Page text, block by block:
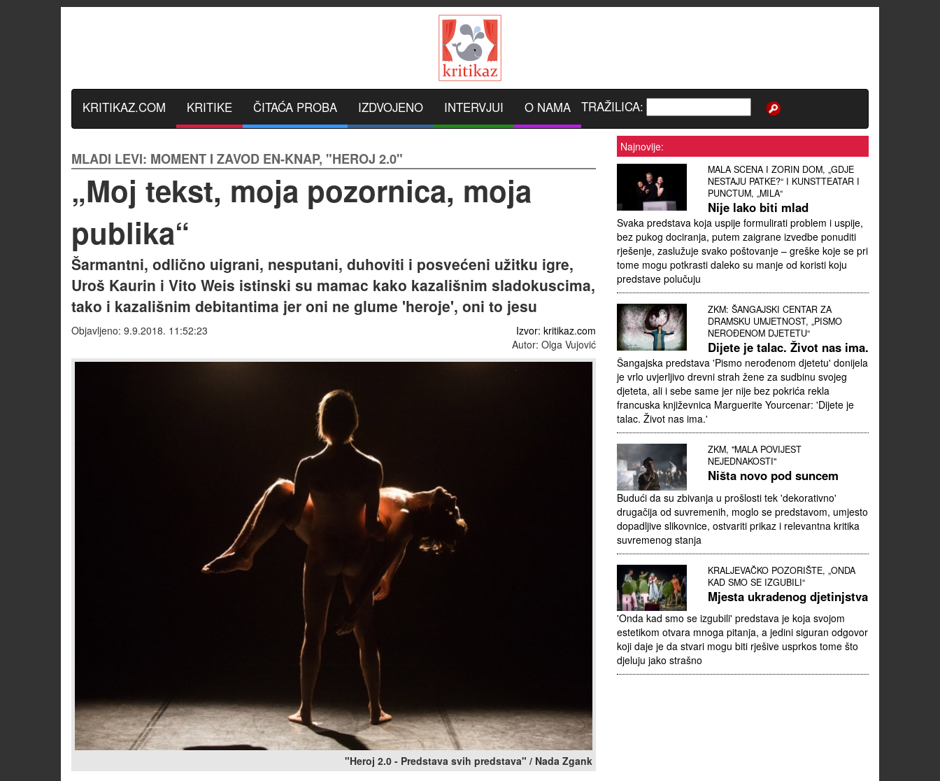
KRITIKAZ.COM KRITIKE ČITAĆA PROBA IZDVOJENO INTERVJUI O NAMA TRAŽILICA:
MLADI LEVI: MOMENT I ZAVOD EN-KNAP, "HEROJ 2.0"
„Moj tekst, moja pozornica, moja
publika“
Šarmantni, odlično uigrani, nesputani, duhoviti i posvećeni užitku igre,
Uroš Kaurin i Vito Weis istinski su mamac kako kazališnim sladokuscima,
tako i kazališnim debitantima jer oni ne glume 'heroje', oni to jesu
Objavljeno: 9.9.2018. 11:52:23
Izvor: kritikaz.com
Autor: Olga Vujović
"Heroj 2.0 - Predstava svih predstava" / Nada Zgank
Najnovije:
MALA SCENA I ZORIN DOM, „GDJE
NESTAJU PATKE?“ I KUNSTTEATAR I
PUNCTUM, „MILA“
Nije lako biti mlad
Svaka predstava koja uspije formulirati problem i uspije,
bez pukog dociranja, putem zaigrane izvedbe ponuditi
rješenje, zaslužuje svako poštovanje – greške koje se pri
tome mogu potkrasti daleko su manje od koristi koju
predstave polučuju
ZKM: ŠANGAJSKI CENTAR ZA
DRAMSKU UMJETNOST, „PISMO
NEROĐENOM DJETETU“
Dijete je talac. Život nas ima.
Šangajska predstava 'Pismo nerođenom djetetu' donijela
je vrlo uvjerljivo drevni strah žene za sudbinu svojeg
djeteta, ali i sebe same jer nije bez pokrića rekla
francuska književnica Marguerite Yourcenar: 'Dijete je
talac. Život nas ima.'
ZKM, "MALA POVIJEST
NEJEDNAKOSTI"
Ništa novo pod suncem
Budući da su zbivanja u prošlosti tek 'dekorativno'
drugačija od suvremenih, moglo se predstavom, umjesto
dopadljive slikovnice, ostvariti prikaz i relevantna kritika
suvremenog stanja
KRALJEVAČKO POZORIŠTE, „ONDA
KAD SMO SE IZGUBILI“
Mjesta ukradenog djetinjstva
'Onda kad smo se izgubili' predstava je koja svojom
estetikom otvara mnoga pitanja, a jedini siguran odgovor
koji daje je da stvari mogu biti rješive usprkos tome što
djeluju jako strašno